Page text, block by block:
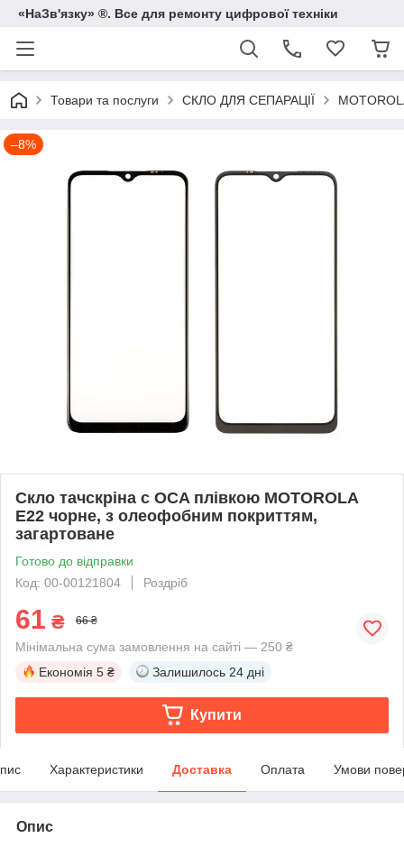
«НаЗв'язку» ®. Все для ремонту цифрової техніки
Товари та послуги СКЛО ДЛЯ СЕПАРАЦІЇ
–8%
Скло тачскріна c OCA плівкою MOTOROLA
E22 чорне, з олеофобним покриттям,
загартоване
Готово до відправки
Код: 00-00121804
Роздріб
61 ₴ 66 ₴
Мінімальна сума замовлення на сайті — 250 ₴
Економія 5 ₴ Залишилось 24 дні
Купити
Характеристики Доставка Оплата Умови
Опис